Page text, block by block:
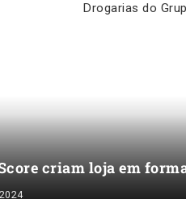
Drogarias do
criam loja em